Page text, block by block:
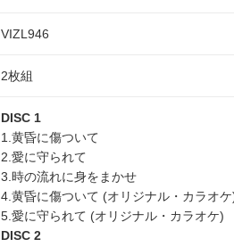
VIZL946
2枚組
DISC 1
1.黄昏に傷ついて
2.愛に守られて
3.時の流れに身をまかせ
4.黄昏に傷ついて (オリジナル・カラオケ
5.愛に守られて (オリジナル・カラオケ)
DISC 2